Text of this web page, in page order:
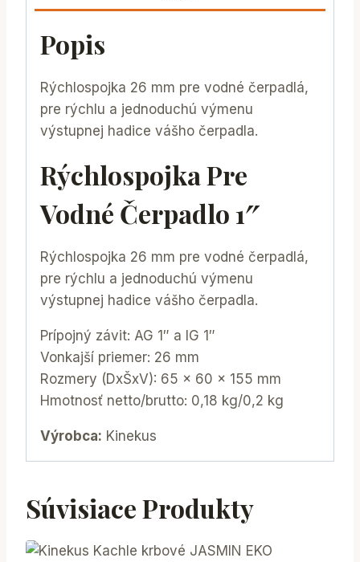
Popis
Rýchlospojka 26 mm pre vodné čerpadlá,
pre rýchlu a jednoduchú výmenu
výstupnej hadice vášho čerpadla.
Rýchlospojka Pre
Vodné Čerpadlo 1″
Rýchlospojka 26 mm pre vodné čerpadlá,
pre rýchlu a jednoduchú výmenu
výstupnej hadice vášho čerpadla.
Prípojný závit: AG 1″ a IG 1″
Vonkajší priemer: 26 mm
Rozmery (DxŠxV): 65 x 60 x 155 mm
Hmotnosť netto/brutto: 0,18 kg/0,2 kg
Výrobca: Kinekus
Súvisiace Produkty